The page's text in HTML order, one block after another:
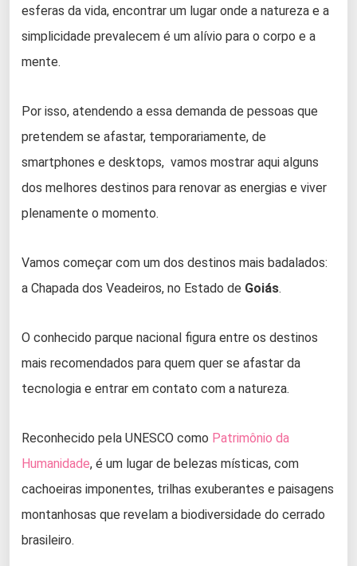
esferas da vida, encontrar um lugar onde a natureza e a
simplicidade prevalecem é um alívio para o corpo e a
mente.
Por isso, atendendo a essa demanda de pessoas que
pretendem se afastar, temporariamente, de
smartphones e desktops, vamos mostrar aqui alguns
dos melhores destinos para renovar as energias e viver
plenamente o momento.
Vamos começar com um dos destinos mais badalados:
a Chapada dos Veadeiros, no Estado de Goiás.
O conhecido parque nacional figura entre os destinos
mais recomendados para quem quer se afastar da
tecnologia e entrar em contato com a natureza.
Reconhecido pela UNESCO como Patrimônio da
Humanidade, é um lugar de belezas místicas, com
cachoeiras imponentes, trilhas exuberantes e paisagens
montanhosas que revelam a biodiversidade do cerrado
brasileiro.